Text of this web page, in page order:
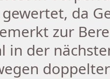
da
zur
in der